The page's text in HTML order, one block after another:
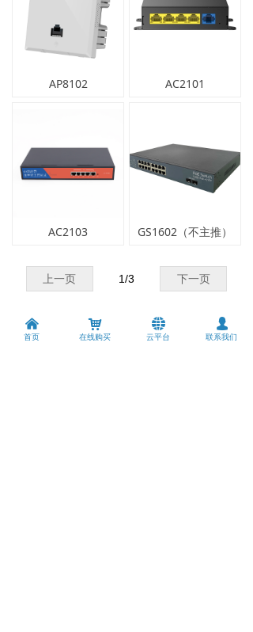
AP8102 AC2101
AC2103 GS1602（不主推）
上一页 下一页
1/3
낀
首页
낙
在线购买
뀁
云平台
넙
联系我们